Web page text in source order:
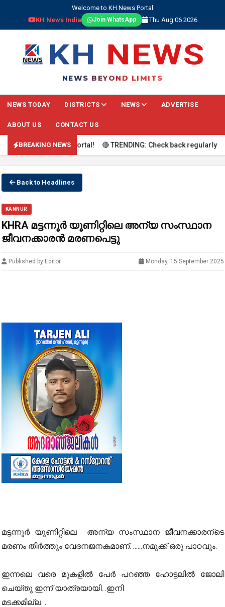
Welcome to KH News Portal
KH News India
Join WhatsApp Thu Aug 06 2026
NEWS BEYOND LIMITS
NEWS TODAY DISTRICTS NEWS ADVERTISE
ABOUT US CONTACT US
BREAKING NEWS
on our portal! 🔴 TRENDING: Check back regularly for
Back to Headlines
KANNUR
KHRA മട്ടന്നൂർ യൂണിറ്റിലെ അന്യ സംസ്ഥാന
ജീവനക്കാരൻ മരണപെട്ടു
Published by Editor Monday, 15 September 2025
മട്ടന്നൂർ യൂണിറ്റിലെ അന്യ സംസ്ഥാന ജീവനക്കാരന്ടെ
മരണം തീർത്തും വേദനജനകമാണ്. ......നമുക്ക് ഒരു പാഠവും.
ഇന്നലെ വരെ മുകളിൽ പേർ പറഞ്ഞ ഹോട്ടലിൽ ജോലി
ചെയ്തു ഇന്ന് യാത്രയായി. .ഇനി
മടക്കമില്ല. .